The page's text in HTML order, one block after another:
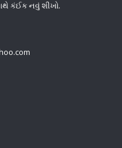
કંઈક નવું શીખો.